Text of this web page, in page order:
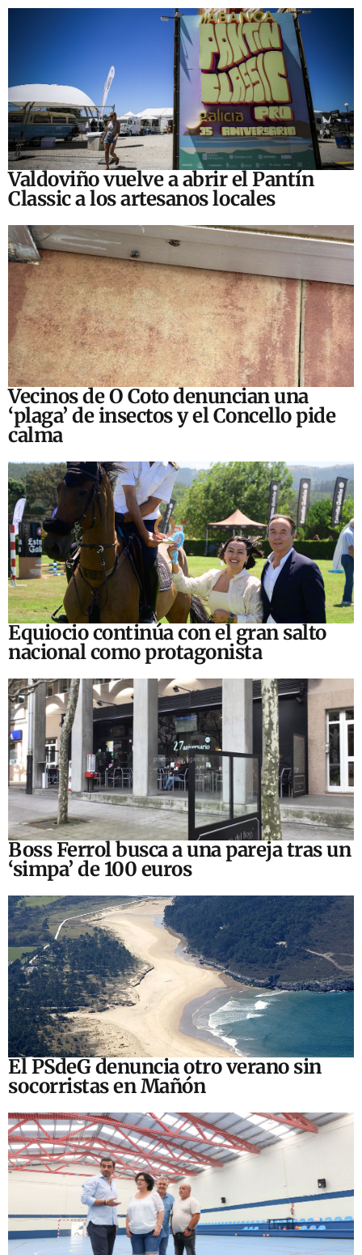
Valdoviño vuelve a abrir el Pantín
Classic a los artesanos locales
Vecinos de O Coto denuncian una
‘plaga’ de insectos y el Concello pide
calma
Equiocio continúa con el gran salto
nacional como protagonista
Boss Ferrol busca a una pareja tras un
‘simpa’ de 100 euros
El PSdeG denuncia otro verano sin
socorristas en Mañón